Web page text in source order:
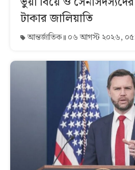
টাকার জালিয়াতি
আন্তর্জাতিক ০৬ আগস্ট ২০২৬,